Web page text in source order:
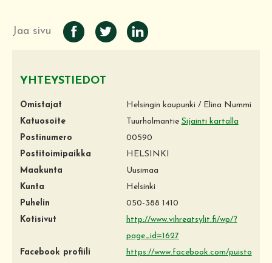
Jaa sivu
YHTEYSTIEDOT
Omistajat
Helsingin kaupunki / Elina Nummi
Katuosoite
Tuurholmantie Sijainti kartalla
Postinumero
00590
Postitoimipaikka
HELSINKI
Maakunta
Uusimaa
Kunta
Helsinki
Puhelin
050-388 1410
Kotisivut
http://www.vihreatsylit.fi/wp/?
page_id=1627
Facebook profiili
https://www.facebook.com/puisto